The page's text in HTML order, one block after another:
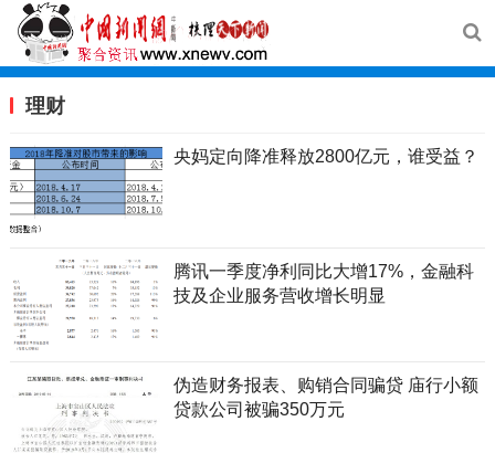
理财
央妈定向降准释放2800亿元，谁受益？
腾讯一季度净利同比大增17%，金融科
技及企业服务营收增长明显
伪造财务报表、购销合同骗贷 庙行小额
贷款公司被骗350万元